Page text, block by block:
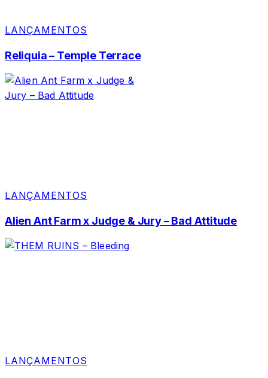
LANÇAMENTOS
Reliquia – Temple Terrace
LANÇAMENTOS
Alien Ant Farm x Judge & Jury – Bad Attitude
LANÇAMENTOS